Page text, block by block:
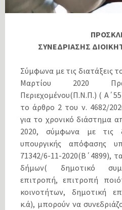
ΣΥΝΕΔΡΙΑΣΗΣ
Σύμφωνα με τις διατάξεις
Μαρτίου 2020
Περιεχομένου(Π.Ν.Π.) (
το άρθρο 2 του ν. 4682/
για το χρονικό διάστημα
2020, σύμφωνα με τις
υπουργικής απόφασης
71342/6-11-2020(Β΄4899),
δήμων( δημοτικό
επιτροπή, επιτροπή
κοινοτήτων, δημοτική
κ.ά), μπορούν να